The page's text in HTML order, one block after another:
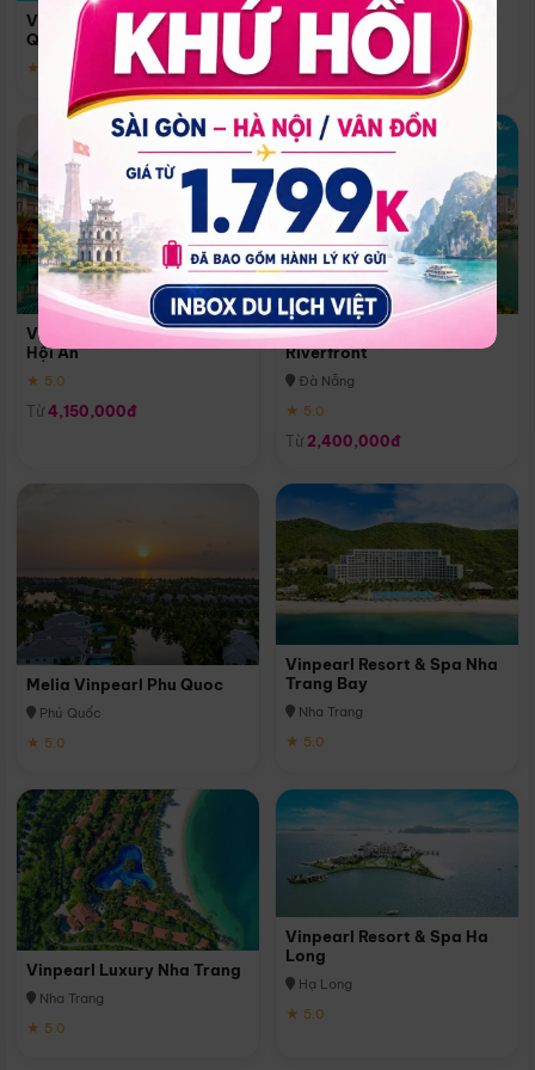
Vinpearl Resort & Spa Phu
Quoc
★ 5.0
Quoc
Phú Quốc
★ 5.0
Vinpearl Resort & Golf Nam
Hội An
★ 5.0
Từ 4,150,000đ
Melia Vinpearl Danang
Riverfront
Đà Nẵng
★ 5.0
Từ 2,400,000đ
Melia Vinpearl Phu Quoc
Phú Quốc
★ 5.0
Vinpearl Resort & Spa Nha
Trang Bay
Nha Trang
★ 5.0
Vinpearl Luxury Nha Trang
Nha Trang
★ 5.0
Vinpearl Resort & Spa Ha
Long
Hạ Long
★ 5.0